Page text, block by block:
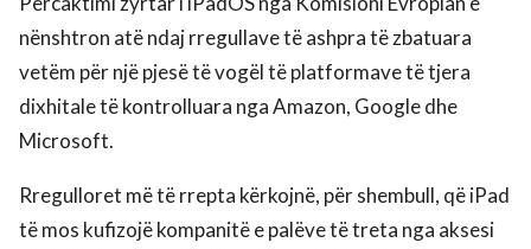
nënshtron atë ndaj rregullave të ashpra të zbatuara
vetëm për një pjesë të vogël të platformave të tjera
dixhitale të kontrolluara nga Amazon, Google dhe
Microsoft.
Rregulloret më të rrepta kërkojnë, për shembull, që iPad
të mos kufizojë kompanitë e palëve të treta nga aksesi